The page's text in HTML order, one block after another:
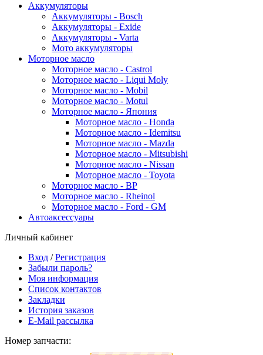
Аккумуляторы
Аккумуляторы - Bosch
Аккумуляторы - Exide
Аккумуляторы - Varta
Мото аккумуляторы
Моторное масло
Моторное масло - Castrol
Моторное масло - Liqui Moly
Моторное масло - Mobil
Моторное масло - Motul
Моторное масло - Япония
Моторное масло - Honda
Моторное масло - Idemitsu
Моторное масло - Mazda
Моторное масло - Mitsubishi
Моторное масло - Nissan
Моторное масло - Toyota
Моторное масло - BP
Моторное масло - Rheinol
Моторное масло - Ford - GM
Автоаксессуары
Личный кабинет
Вход /Регистрация
Забыли пароль?
Моя информация
Список контактов
Закладки
История заказов
E-Mail рассылка
Номер запчасти: